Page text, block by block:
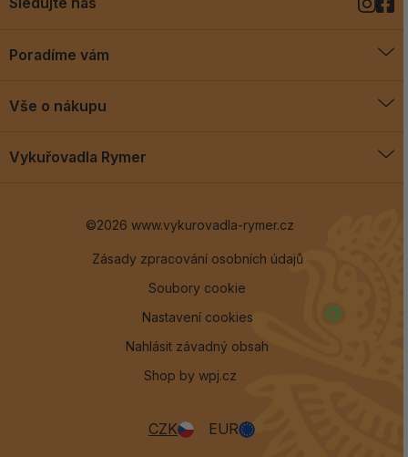
Poradíme vám
Blog
Vše o nákupu
Vykuřovadla Rymer
©2026 www.vykurovadla-rymer.cz
Zásady zpracování osobních údajů
Soubory cookie
Nastavení cookies
Nahlásit závadný obsah
Shop by wpj.cz
CZK EUR